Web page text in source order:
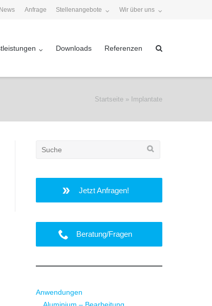
Anfrage Stellenangebote Wir über uns
Downloads Referenzen
Startseite » Implantate
Search
Jetzt Anfragen!
Beratung/Fragen
Anwendungen